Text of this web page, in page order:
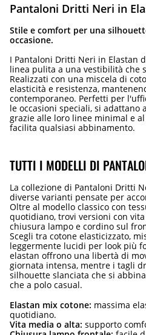
Pantaloni Dritti Neri in
Stile e comfort per una
occasione.
I Pantaloni Dritti Neri in Elastan
linea pulita a una vestibilità che
Realizzati con una miscela di
elasticità e resistenza,
contemporaneo. Perfetti per
le occasioni speciali, si adattano
grazie alle loro linee minimal e
facilita qualsiasi abbinamento.
TUTTI I MODELLI DI
La collezione di Pantaloni Dritti
diverse varianti pensate per
Oltre al modello classico con
quotidiano, trovi versioni con
chiusura lampo e cordino sul
Scegli tra cotone elasticizzato,
leggermente lucidi per look più
elastan offrono una libertà di
giornata intensa, mentre i tagli
silhouette slanciata che si
che a polo casual.
Elastan mix cotone: massima
quotidiano.
Vita media o alta: supporto